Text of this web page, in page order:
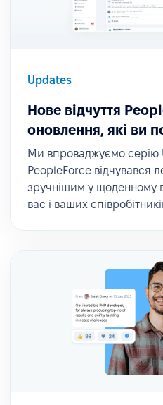
Updates
Нове відчуття
оновлення, які ви
Ми впроваджуємо
PeopleForce відчувався
зручнішим у щоденному
вас і ваших